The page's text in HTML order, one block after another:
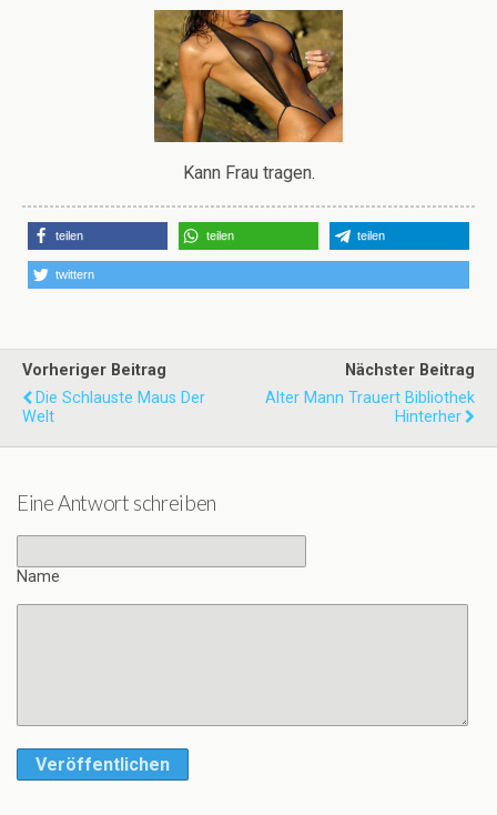
Kann Frau tragen.
teilen teilen teilen
twittern
Vorheriger Beitrag
Die Schlauste Maus Der
Welt
Nächster Beitrag
Alter Mann Trauert Bibliothek
Hinterher
Eine Antwort schreiben
Name
Veröffentlichen